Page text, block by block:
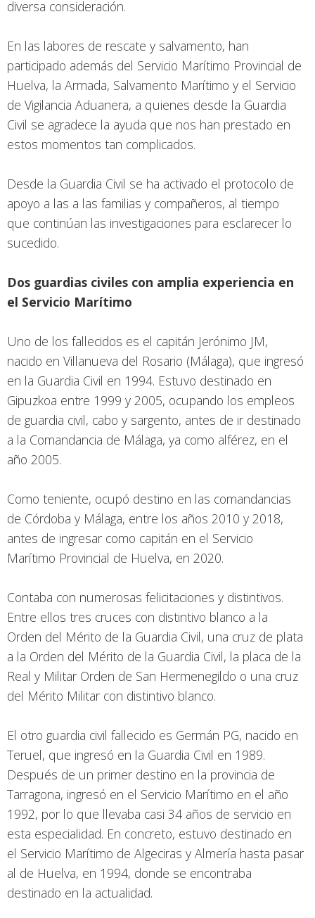
diversa consideración.
En las labores de rescate y salvamento, han
participado además del Servicio Marítimo Provincial de
Huelva, la Armada, Salvamento Marítimo y el Servicio
de Vigilancia Aduanera, a quienes desde la Guardia
Civil se agradece la ayuda que nos han prestado en
estos momentos tan complicados.
Desde la Guardia Civil se ha activado el protocolo de
apoyo a las a las familias y compañeros, al tiempo
que continúan las investigaciones para esclarecer lo
sucedido.
Dos guardias civiles con amplia experiencia en
el Servicio Marítimo
Uno de los fallecidos es el capitán Jerónimo JM,
nacido en Villanueva del Rosario (Málaga), que ingresó
en la Guardia Civil en 1994. Estuvo destinado en
Gipuzkoa entre 1999 y 2005, ocupando los empleos
de guardia civil, cabo y sargento, antes de ir destinado
a la Comandancia de Málaga, ya como alférez, en el
año 2005.
Como teniente, ocupó destino en las comandancias
de Córdoba y Málaga, entre los años 2010 y 2018,
antes de ingresar como capitán en el Servicio
Marítimo Provincial de Huelva, en 2020.
Contaba con numerosas felicitaciones y distintivos.
Entre ellos tres cruces con distintivo blanco a la
Orden del Mérito de la Guardia Civil, una cruz de plata
a la Orden del Mérito de la Guardia Civil, la placa de la
Real y Militar Orden de San Hermenegildo o una cruz
del Mérito Militar con distintivo blanco.
El otro guardia civil fallecido es Germán PG, nacido en
Teruel, que ingresó en la Guardia Civil en 1989.
Después de un primer destino en la provincia de
Tarragona, ingresó en el Servicio Marítimo en el año
1992, por lo que llevaba casi 34 años de servicio en
esta especialidad. En concreto, estuvo destinado en
el Servicio Marítimo de Algeciras y Almería hasta pasar
al de Huelva, en 1994, donde se encontraba
destinado en la actualidad.